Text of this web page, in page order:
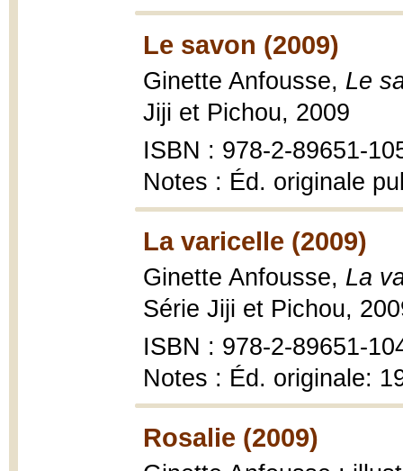
Le savon (2009)
Ginette Anfousse, Le
Jiji et Pichou, 2009
ISBN : 978-2-89651-
Notes : Éd. originale
La varicelle (2009)
Ginette Anfousse, La
Série Jiji et Pichou,
ISBN : 978-2-89651-
Notes : Éd. originale:
Rosalie (2009)